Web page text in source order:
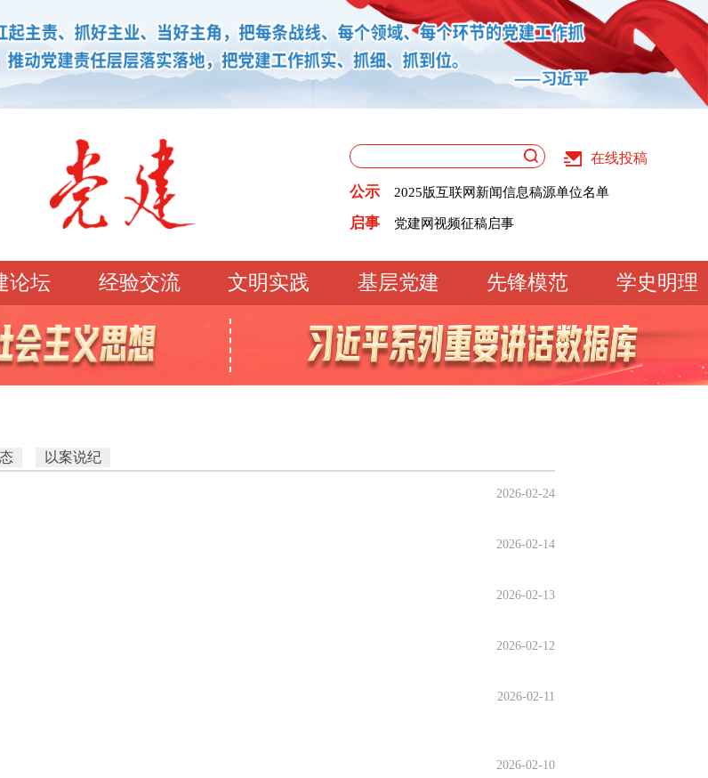
在线投稿
公示
关于版权和用稿问题的声明
2025版互联网新闻信息稿源单位名单
关于版权和用稿问题的声明
启事
党建网视频征稿启事
党建网征稿启事
《党建》杂志征稿启事
党建网视频征稿启事
论坛 经验交流 文明实践 基层党建 先锋模范
学史明理
理论强党 党建论坛 工作动态 经验交流 文明实践
学史明理 经典常读 文化大观 专题库
以案说纪
2026-02-24
2026-02-14
2026-02-13
2026-02-12
2026-02-11
2026-02-10